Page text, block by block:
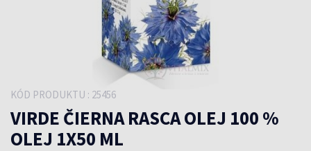
KÓD PRODUKTU : 25456
VIRDE ČIERNA RASCA OLEJ 100 %
OLEJ 1X50 ML